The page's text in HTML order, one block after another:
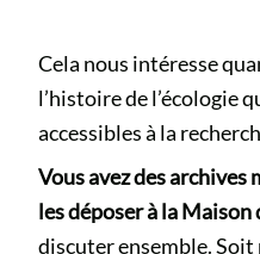
Cela nous intéresse
l’histoire de l’écologie
accessibles à la
Vous avez des archives
les déposer à la Maison
discuter ensemble. Soit